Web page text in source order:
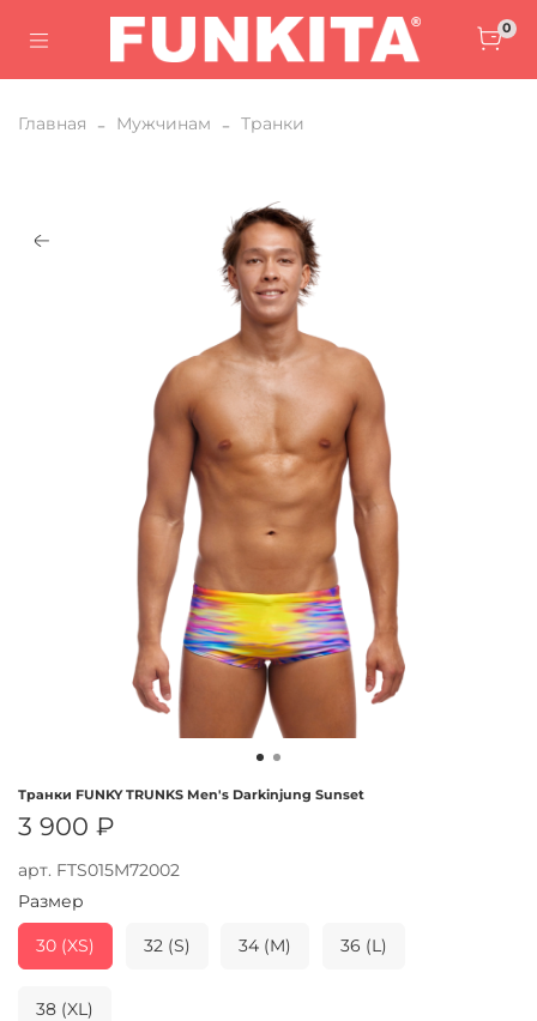
0
Главная Мужчинам Транки
арт. FTS015M72002
Транки FUNKY TRUNKS Men's Darkinjung Sunset
3 900 ₽
Размер
30 (XS) 32 (S) 34 (M) 36 (L)
38 (XL)